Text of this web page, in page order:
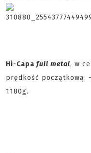
Hi-Capa full metal, w
prędkość początkową:
1180g.